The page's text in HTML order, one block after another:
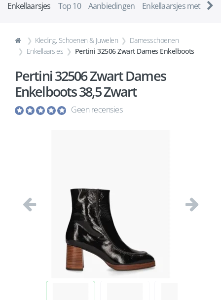
Enkellaarsjes Top 10 Aanbiedingen Enkellaarsjes met ha
Kleding, Schoenen & Juwelen
Damesschoenen
Enkellaarsjes
Pertini 32506 Zwart Dames Enkelboots
Pertini 32506 Zwart Dames
Enkelboots 38,5 Zwart
Geen recensies
Vorige